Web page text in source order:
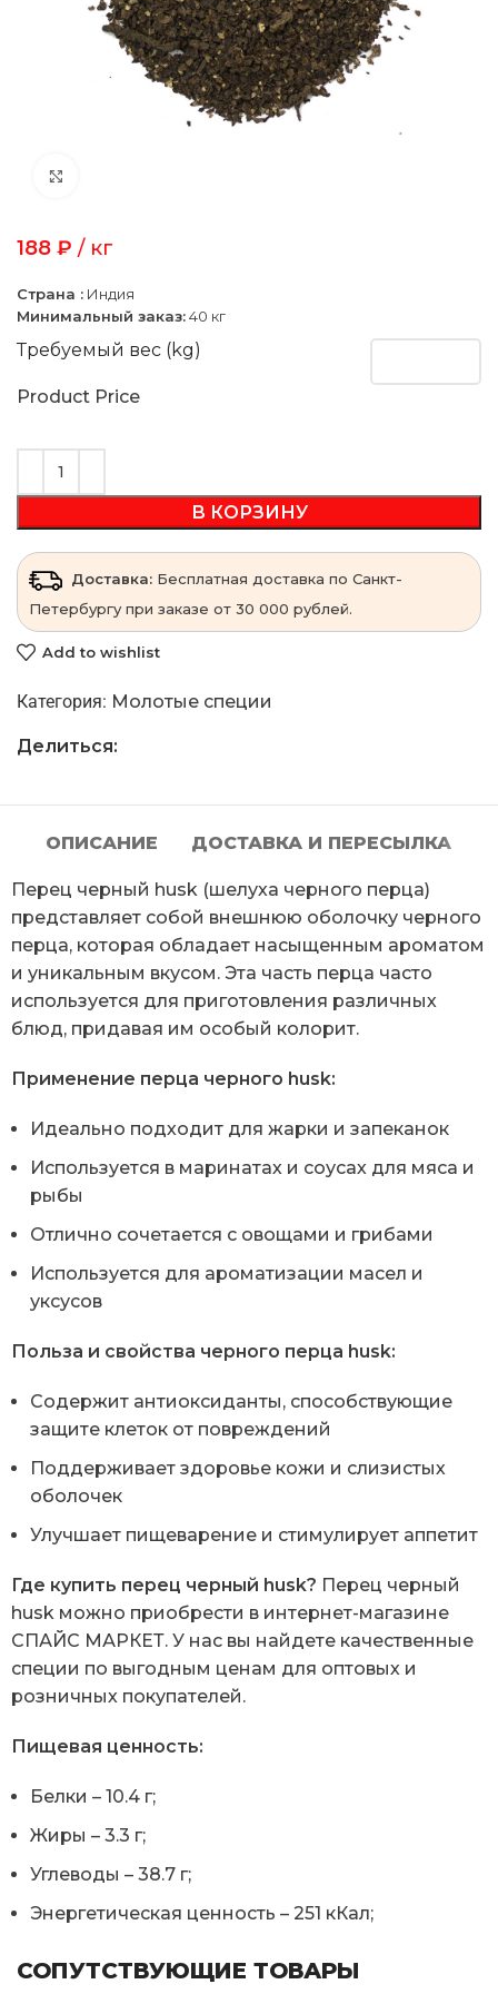
188 ₽ / кг
Страна : Индия
Минимальный заказ:40 кг
Требуемый вес (kg)
Product Price
В КОРЗИНУ
Доставка: Бесплатная доставка по Санкт-
Петербургу при заказе от 30 000 рублей.
Add to wishlist
Категория: Молотые специи
Делиться:
ОПИСАНИЕ ДОСТАВКА И ПЕРЕСЫЛКА
Перец черный husk (шелуха черного перца)
представляет собой внешнюю оболочку черного
перца, которая обладает насыщенным ароматом
и уникальным вкусом. Эта часть перца часто
используется для приготовления различных
блюд, придавая им особый колорит.
Применение перца черного husk:
Идеально подходит для жарки и запеканок
Используется в маринатах и соусах для мяса и
рыбы
Отлично сочетается с овощами и грибами
Используется для ароматизации масел и
уксусов
Польза и свойства черного перца husk:
Содержит антиоксиданты, способствующие
защите клеток от повреждений
Поддерживает здоровье кожи и слизистых
оболочек
Улучшает пищеварение и стимулирует аппетит
Где купить перец черный husk? Перец черный
husk можно приобрести в интернет-магазине
СПАЙС МАРКЕТ. У нас вы найдете качественные
специи по выгодным ценам для оптовых и
розничных покупателей.
Пищевая ценность:
Белки – 10.4 г;
Жиры – 3.3 г;
Углеводы – 38.7 г;
Энергетическая ценность – 251 кКал;
СОПУТСТВУЮЩИЕ ТОВАРЫ